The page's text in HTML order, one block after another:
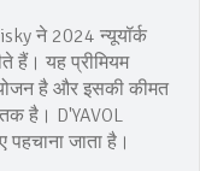
ने 2024 न्यूयॉर्क
हैं। यह प्रीमियम
है और इसकी कीमत
है। D'YAVOL
जाता है।